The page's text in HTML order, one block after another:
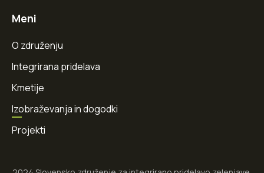
Meni
O združenju
Integrirana pridelava
Kmetije
Izobraževanja in dogodki
Projekti